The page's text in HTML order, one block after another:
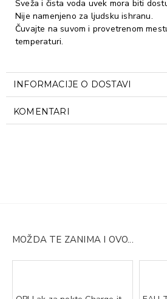
Sveža i čista voda uvek mora biti
Nije namenjeno za ljudsku ishranu.
Čuvajte na suvom i provetrenom
temperaturi.
INFORMACIJE O DOSTAVI
KOMENTARI
MOŽDA TE ZANIMA I OVO...